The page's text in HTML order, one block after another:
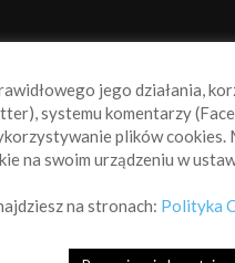
dla wszystkich, którzy
żeglarstwa, świata
info@sailbook.pl
jego działania,
systemu komentarzy
plików cookies.
na swoim urządzeniu w
na stronach: Polityka